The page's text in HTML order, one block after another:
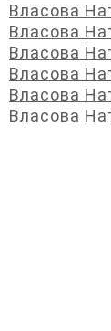
Власова
Власова
Власова
Власова
Власова
Власова